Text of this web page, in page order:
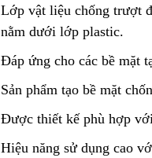
Lớp vật liệu chống trượt
nằm dưới lớp plastic.
Đáp ứng cho các bề mặt
Sản phẩm tạo bề mặt
Được thiết kế phù hợp
Hiệu năng sử dụng cao